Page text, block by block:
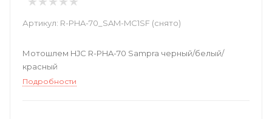
Артикул: R-PHA-70_SAM-MC1SF (снято)
Мотошлем HJC R-PHA-70 Sampra черный/белый/
красный
Подробности